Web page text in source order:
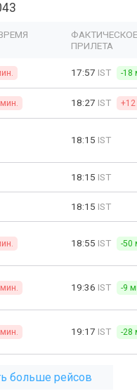
ПРИЛЕТА
17:57 IST -18
18:27 IST
18:15 IST
18:15 IST
18:15 IST
18:55 IST -50
19:36 IST -9
19:17 IST -28
больше рейсов